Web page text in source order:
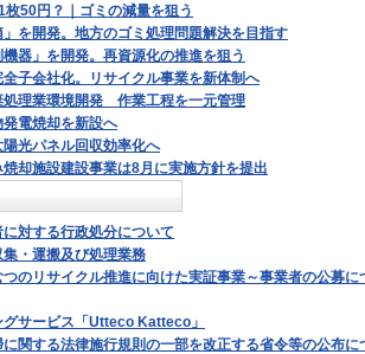
枚50円？｜ゴミの減量を狙う
を開発。地方のゴミ処理問題解決を目指す
器」を開発。再資源化の推進を狙う
子会社化。リサイクル事業を新体制へ
処理業環境開発 作業工程を一元管理
電焼却を新設へ
光パネル回収効率化へ
却施設建設事業は8月に実施方針を提出
に対する行政処分について
集・運搬及び処理業務
つのリサイクル推進に向けた実証事業～事業者の公募に
グサービス「Utteco Katteco」
に関する法律施行規則の一部を改正する省令等の公布に